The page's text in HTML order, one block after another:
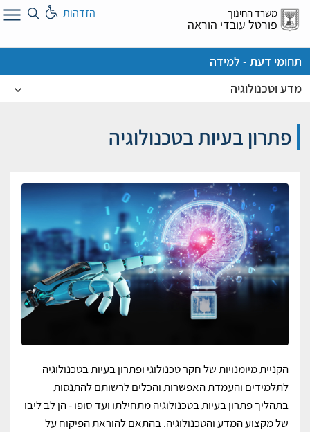
דלג
אל
משרד החינוך
פורטל עובדי הוראה
הזדהות
תחומי דעת - למידה
מדע וטכנולוגיה
פתרון בעיות בטכנולוגיה
הקניית מיומנויות של חקר טכנולוגי ופתרון בעיות בטכנולוגיה
לתלמידים והעמדת האפשרות והכלים לרשותם להתנסות
בתהליך פתרון בעיות בטכנולוגיה מתחילתו ועד סופו - הן לב ליבו
של מקצוע המדע והטכנולוגיה. בהתאם להוראת הפיקוח על